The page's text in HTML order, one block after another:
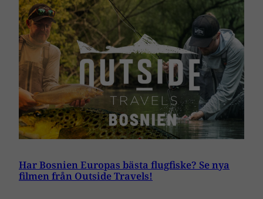
Har Bosnien Europas bästa flugfiske? Se nya
filmen från Outside Travels!